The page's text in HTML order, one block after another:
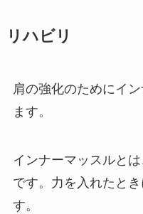
リハビリ
肩の強化のためにイ
ます。
インナーマッスルと
です。力を入れたと
す。